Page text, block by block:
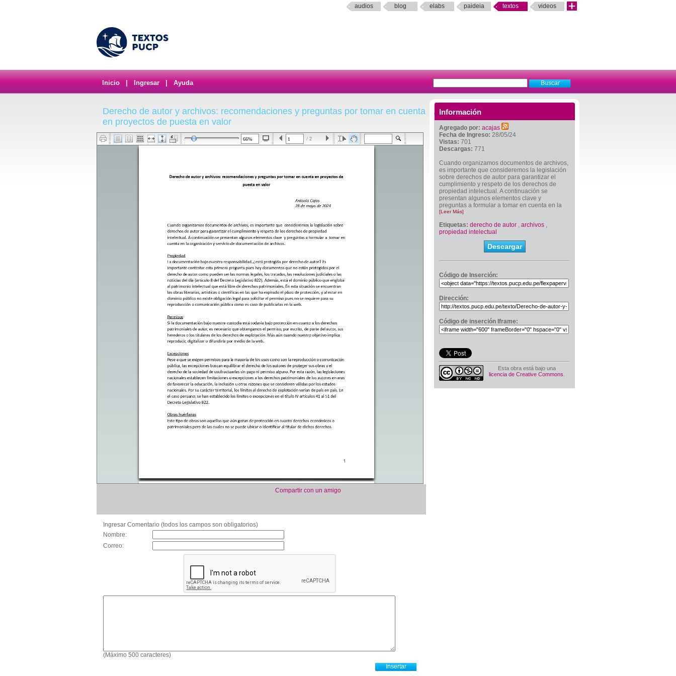
audios blog elabs paideia textos videos
Inicio Ingresar Ayuda
Información
Agregado por: acajas
Fecha de Ingreso: 28/05/24
Vistas: 701
Descargas: 771
Cuando organizamos documentos de archivos,
es importante que consideremos la legislación
sobre derechos de autor para garantizar el
cumplimiento y respeto de los derechos de
propiedad intelectual. A continuación se
presentan algunos elementos clave y
preguntas a formular a tomar en cuenta en la
[Leer Más]
Etiquetas: derecho de autor , archivos ,
propiedad intelectual
Descargar
Código de Inserción:
Dirección:
Código de inserción Iframe:
Esta obra está bajo una
licencia de Creative Commons
Derecho de autor y archivos: recomendaciones y preguntas por tomar en cuenta
en proyectos de puesta en valor
/ 2
Compartir con un amigo
Ingresar Comentario (todos los campos son obligatorios)
Nombre:
Correo:
(Máximo 500 caracteres)